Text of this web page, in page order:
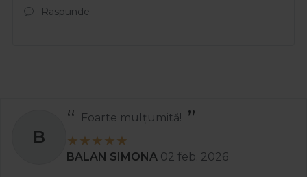
Raspunde
S
Recomand
Stanciu Aura Andreea 02 apr. 2025